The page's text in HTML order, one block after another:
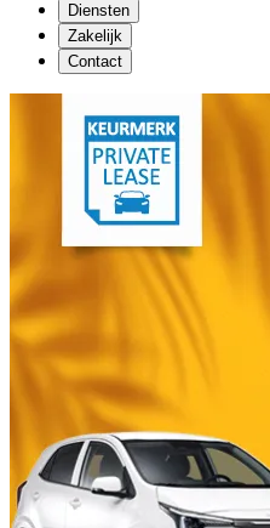
Diensten
Zakelijk
Contact